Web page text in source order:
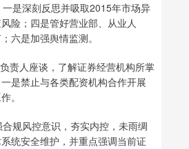
是深刻反思并吸取2015年市场异
险；四是管好营业部、从业人
六是加强舆情监测。
责人座谈，了解证券经营机构所掌
是禁止与各类配资机构合作开展
。
规风控意识，夯实内控，未雨绸
统安全维护，并重点强调当前证